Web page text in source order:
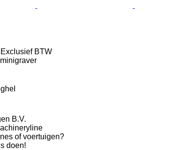
Exclusief BTW
B.V.
of voertuigen?
doen!